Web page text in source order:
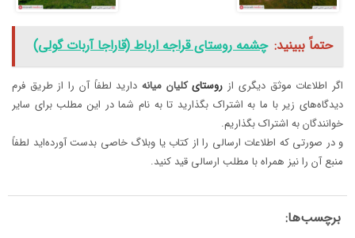
حتماً ببینید: چشمه روستای قراجه ارباط (قاراجا آربات گولی)
اگر اطلاعات موثق دیگری از روستای‌ کلیان میانه دارید لطفاً آن را از طریق فرم
دیدگاه‌های زیر با ما به اشتراک بگذارید تا به نام شما در این مطلب برای سایر
خوانندگان به اشتراک بگذاریم.
و در صورتی که اطلاعات ارسالی را از کتاب یا وبلاگ خاصی بدست آورده‌اید لطفاً
منبع آن را نیز همراه با مطلب ارسالی قید کنید.
برچسب‌ها: